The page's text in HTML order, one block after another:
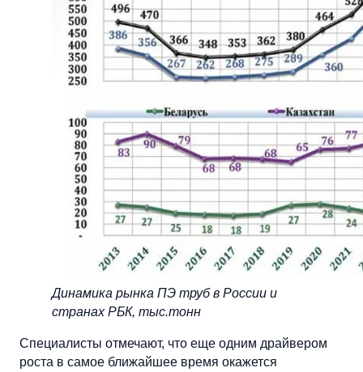
Динамика рынка ПЭ труб в России и
странах РБК, тыс.тонн
Специалисты отмечают, что еще одним драйвером
роста в самое ближайшее время окажется